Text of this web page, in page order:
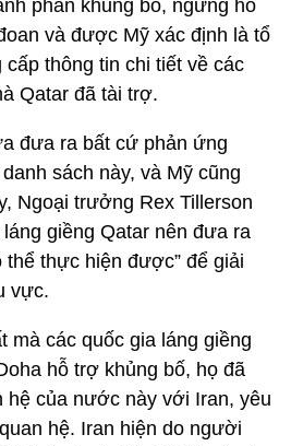
phần khủng bố, ngừng hỗ
và được Mỹ xác định là tổ
thông tin chi tiết về các
Qatar đã tài trợ.
đưa ra bất cứ phản ứng
sách này, và Mỹ cũng
Ngoại trưởng Rex Tillerson
giềng Qatar nên đưa ra
thể thực hiện được” để giải
vực.
mà các quốc gia láng giềng
hỗ trợ khủng bố, họ đã
hệ của nước này với Iran, yêu
hệ. Iran hiện do người